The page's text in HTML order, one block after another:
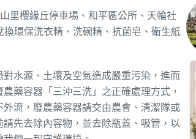
里櫻緣丘停車場、和平區公所、天輪社
環保洗衣精、洗碗精、抗菌皂、衛生紙
水源、土壤及空氣造成嚴重污染，進而
藥容器「三沖三洗」之正確處理方式，
流，廢農藥容器請交由農會、清潔隊或
先去除內容物，並去除瓶蓋、吸管，以